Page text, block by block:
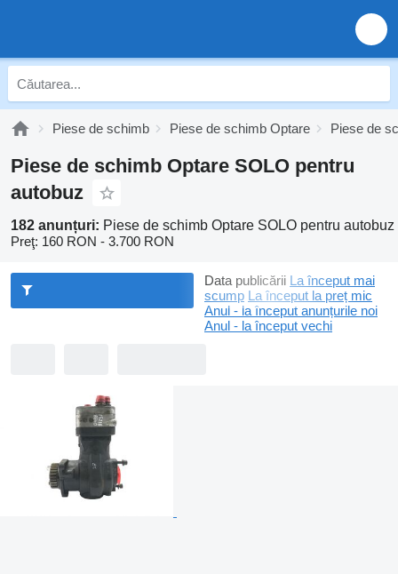
Piese de schimb Piese de schimb Optare Piese de
Piese de schimb Optare SOLO pentru
autobuz
182 anunțuri: Piese de schimb Optare SOLO pentru autobuz
Preţ: 160 RON - 3.700 RON
Data publicării La început mai
scump La început la preț mic
Anul - la început anunțurile noi
Anul - la început vechi